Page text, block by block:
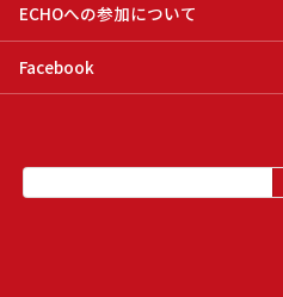
ECHOへの参加について
Facebook